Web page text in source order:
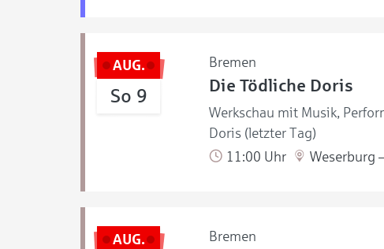
AUG.
So 9
Bremen
Die Tödliche Doris
Werkschau mit Musik,
Doris (letzter Tag)
11:00 Uhr
Weserburg
AUG. Bremen